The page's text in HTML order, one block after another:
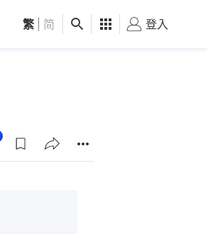
觀點 健康 好食玩飛
繁 简 登入